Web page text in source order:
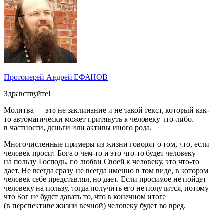
Протоиерей Андрей ЕФАНОВ
Здравствуйте!
Молитва — это не заклинание и не такой текст, который как-
то автоматически может притянуть к человеку что-либо,
в частности, деньги или активы иного рода.
Многочисленные примеры из жизни говорят о том, что, если
человек просит Бога о чем-то и это что-то будет человеку
на пользу, Господь, по любви Своей к человеку, это что-то
дает. Не всегда сразу, не всегда именно в том виде, в котором
человек себе представлял, но дает. Если просимое не пойдет
человеку на пользу, тогда получить его не получится, потому
что Бог не будет давать то, что в конечном итоге
(в перспективе жизни вечной) человеку будет во вред.